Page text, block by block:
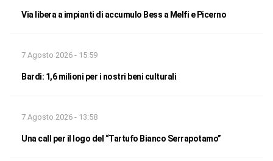
Via libera a impianti di accumulo Bess a Melfi e Picerno
7 Agosto 2026 - 15:59
Bardi: 1,6 milioni per i nostri beni culturali
7 Agosto 2026 - 13:58
Una call per il logo del “Tartufo Bianco Serrapotamo”